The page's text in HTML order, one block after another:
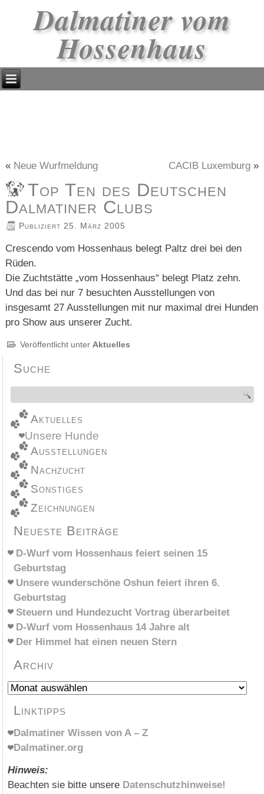
Dalmatiner vom
Hossenhaus
« Neue Wurfmeldung CACIB Luxemburg»
Top Ten des Deutschen
Dalmatiner Clubs
Publiziert 25. März 2005
Crescendo vom Hossenhaus belegt Paltz drei bei den
Rüden.
Die Zuchtstätte „vom Hossenhaus“ belegt Platz zehn.
Und das bei nur 7 besuchten Ausstellungen von
insgesamt 27 Ausstellungen mit nur maximal drei Hunden
pro Show aus unserer Zucht.
Veröffentlicht unter Aktuelles
Suche
Aktuelles
Unsere Hunde
Ausstellungen
Nachzucht
Sonstiges
Zeichnungen
Neueste Beiträge
D-Wurf vom Hossenhaus feiert seinen 15
Geburtstag
Unsere wunderschöne Oshun feiert ihren 6.
Geburtstag
Steuern und Hundezucht Vortrag überarbeitet
D-Wurf vom Hossenhaus 14 Jahre alt
Der Himmel hat einen neuen Stern
Archiv
Archiv
Linktipps
Dalmatiner Wissen von A – Z
Dalmatiner.org
Hinweis:
Beachten sie bitte unsere Datenschutzhinweise!